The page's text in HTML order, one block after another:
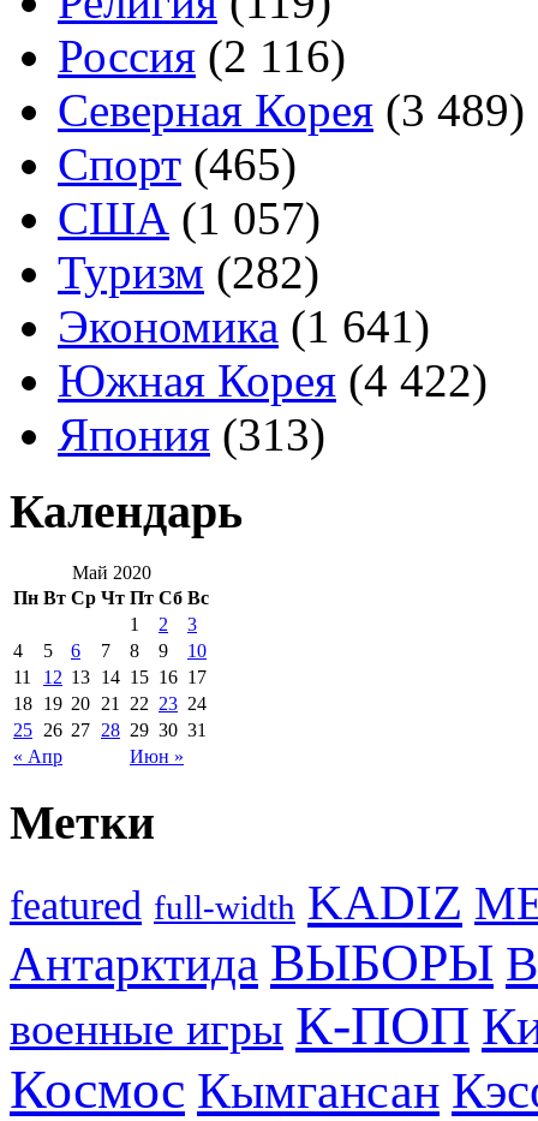
Россия (2 116)
Северная Корея (3 489)
Спорт (465)
США (1 057)
Туризм (282)
Экономика (1 641)
Южная Корея (4 422)
Япония (313)
Календарь
Май 2020
Пн Вт Ср Чт Пт Сб Вс
« Апр Июн »
1 2
3
4
5 6 7 8 9
10
11
12 13 14 15 16 17
18 19 20 21 22 23 24
25 26 27 28 29 30 31
Метки
featured full-width KADIZ
Антарктида ВЫБОРЫ
военные игры К-ПОП
Космос Кымгансан